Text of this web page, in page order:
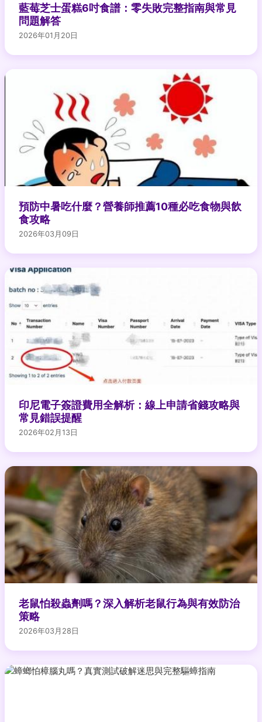
藍莓芝士蛋糕6吋食譜：零失敗完整指南與常見
問題解答
2026年01月20日
預防中暑吃什麼？營養師推薦10種必吃食物與飲
食攻略
2026年03月09日
印尼電子簽證費用全解析：線上申請省錢攻略與
常見錯誤提醒
2026年02月13日
老鼠怕殺蟲劑嗎？深入解析老鼠行為與有效防治
策略
2026年03月28日